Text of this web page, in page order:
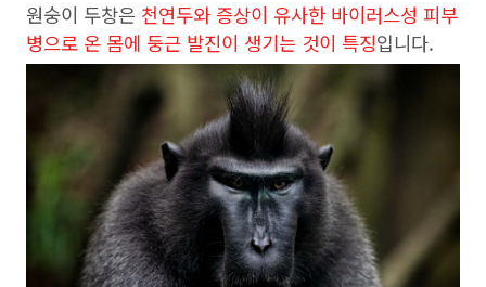
원숭이 두창은 천연두와 증상이 유사한 바이러스성 피부
병으로 온 몸에 둥근 발진이 생기는 것이 특징입니다.